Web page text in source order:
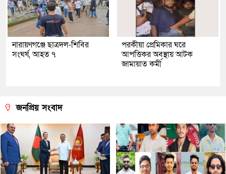
নারায়ণগঞ্জে ছাত্রদল-শিবির
সংঘর্ষ, আহত ৭
পরকীয়া প্রেমিকার ঘরে
আপত্তিকর অবস্থায় আটক
জামায়াত কর্মী
জনপ্রিয় সংবাদ